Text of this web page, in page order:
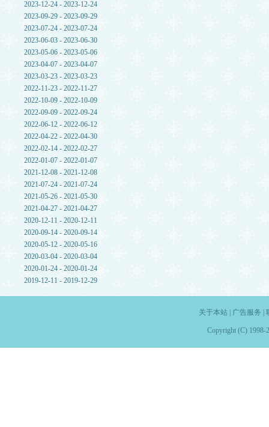
2023-12-24 - 2023-12-24
2023-09-29 - 2023-09-29
2023-07-24 - 2023-07-24
2023-06-03 - 2023-06-30
2023-05-06 - 2023-05-06
2023-04-07 - 2023-04-07
2023-03-23 - 2023-03-23
2022-11-23 - 2022-11-27
2022-10-09 - 2022-10-09
2022-09-09 - 2022-09-24
2022-06-12 - 2022-06-12
2022-04-22 - 2022-04-30
2022-02-14 - 2022-02-27
2022-01-07 - 2022-01-07
2021-12-08 - 2021-12-08
2021-07-24 - 2021-07-24
2021-05-26 - 2021-05-30
2021-04-27 - 2021-04-27
2020-12-11 - 2020-12-11
2020-09-14 - 2020-09-14
2020-05-12 - 2020-05-16
2020-03-04 - 2020-03-04
2020-01-24 - 2020-01-24
2019-12-11 - 2019-12-29
关于本站| 广告服务
Copyright (C) 1998-